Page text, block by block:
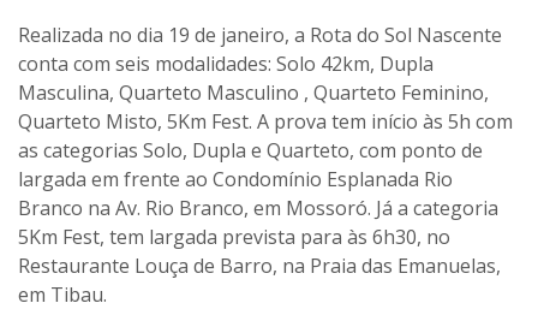
Realizada no dia 19 de janeiro, a Rota do Sol Nascente
conta com seis modalidades: Solo 42km, Dupla
Masculina, Quarteto Masculino , Quarteto Feminino,
Quarteto Misto, 5Km Fest. A prova tem início às 5h com
as categorias Solo, Dupla e Quarteto, com ponto de
largada em frente ao Condomínio Esplanada Rio
Branco na Av. Rio Branco, em Mossoró. Já a categoria
5Km Fest, tem largada prevista para às 6h30, no
Restaurante Louça de Barro, na Praia das Emanuelas,
em Tibau.